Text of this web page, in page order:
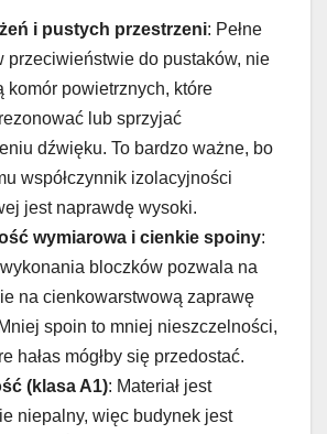
i pustych przestrzeni: Pełne
przeciwieństwie do pustaków, nie
komór powietrznych, które
lub sprzyjać
dźwięku. To bardzo ważne, bo
współczynnik izolacyjności
jest naprawdę wysoki.
wymiarowa i cienkie spoiny:
bloczków pozwala na
na cienkowarstwową zaprawę
spoin to mniej nieszczelności,
hałas mógłby się przedostać.
(klasa A1): Materiał jest
niepalny, więc budynek jest